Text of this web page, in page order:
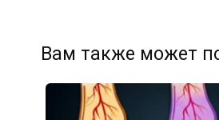
Вам также может